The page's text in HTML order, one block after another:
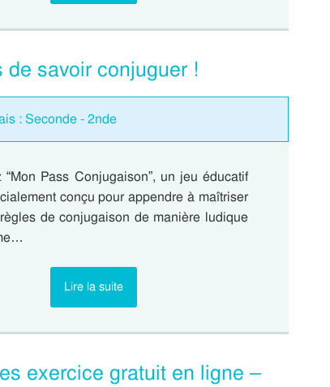
savoir conjuguer !
: Seconde - 2nde
“Mon Pass Conjugaison”, un jeu éducatif
conçu pour appendre à maîtriser
de conjugaison de manière ludique
Lire la suite
exercice gratuit en ligne –